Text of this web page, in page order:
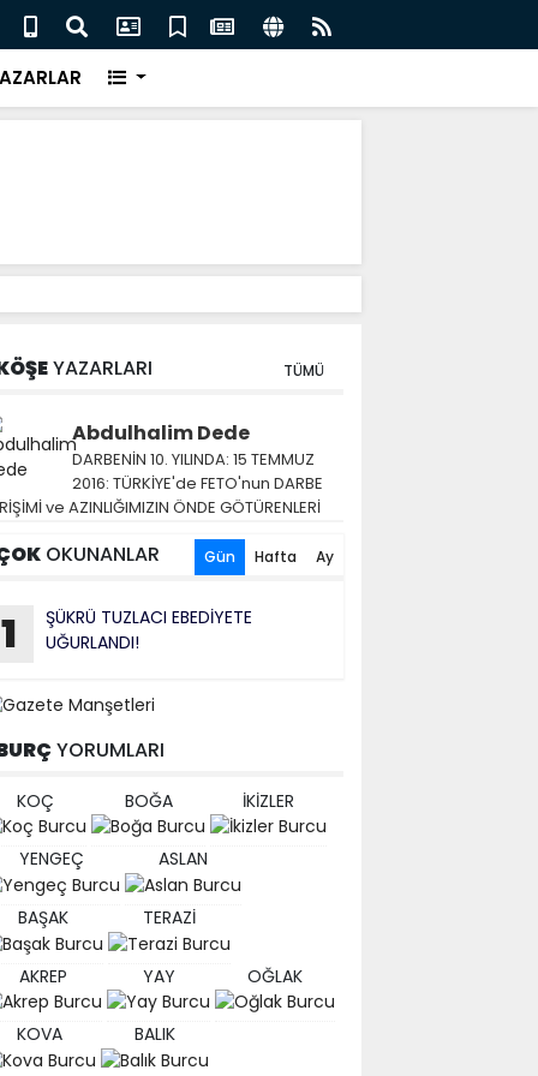
YAZARLARI TÜMÜ
Abdulhalim Dede
DARBENİN 10. YILINDA: 15 TEMMUZ
2016: TÜRKİYE'de FETO'nun DARBE
ve AZINLIĞIMIZIN ÖNDE GÖTÜRENLERİ
OKUNANLAR Gün Hafta Ay
1
ŞÜKRÜ TUZLACI EBEDİYETE
UĞURLANDI!
YORUMLARI
KOÇ BOĞA İKİZLER
YENGEÇ ASLAN
BAŞAK TERAZİ
AKREP YAY OĞLAK
KOVA BALIK